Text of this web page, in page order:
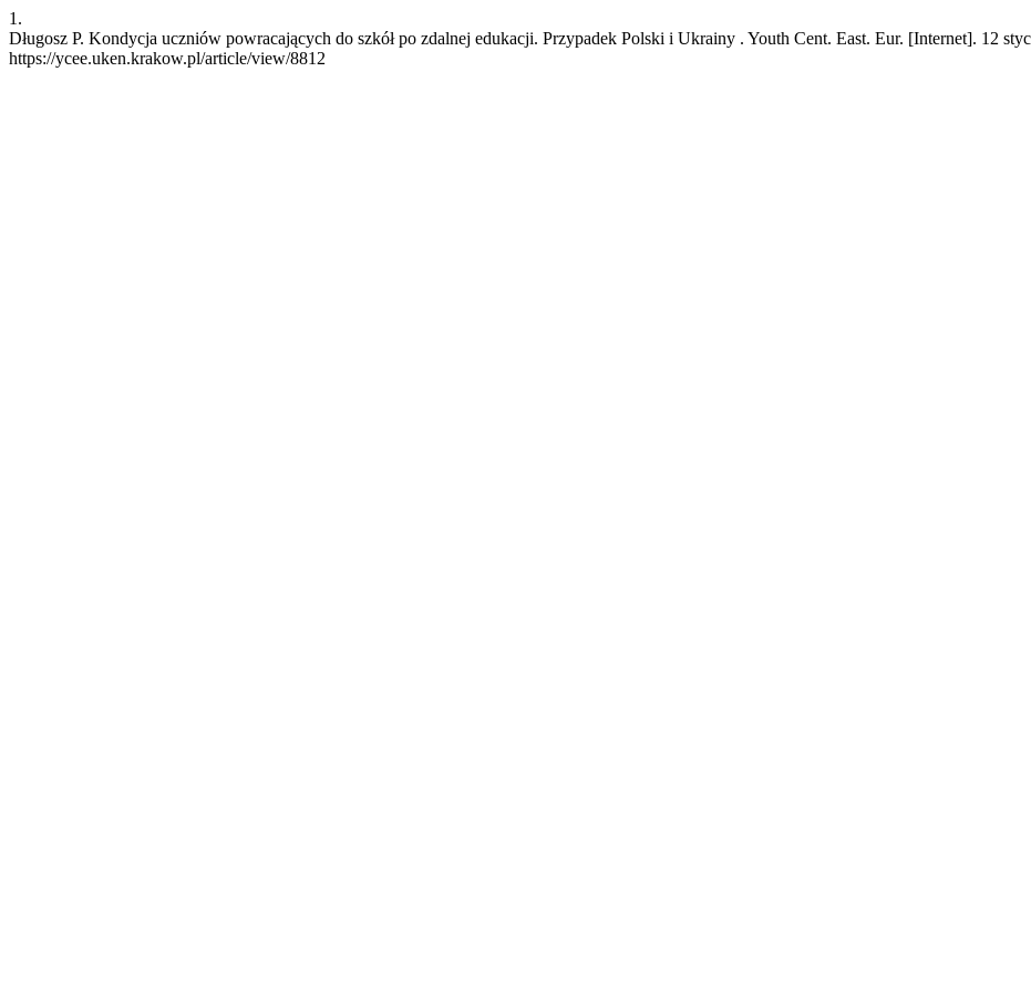
1.
Długosz P. Kondycja uczniów powracających do szkół po zdalnej edukacji. Przypadek Polski i Ukrainy . Youth Cent. East. Eur. [Internet]. 12
https://ycee.uken.krakow.pl/article/view/8812